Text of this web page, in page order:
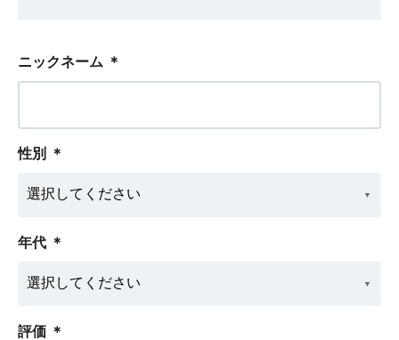
ニックネーム ＊
性別 ＊
年代 ＊
評価 ＊